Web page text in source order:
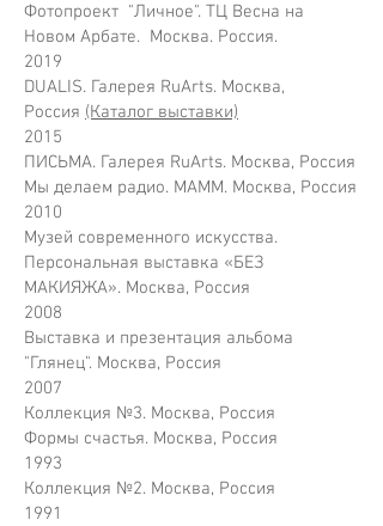
Фотопроект "Личное". ТЦ Весна на
Новом Арбате. Москва. Россия.
2019
DUALIS. Галерея RuArts. Москва,
Россия (Каталог выставки)
2015
ПИСЬМА. Галерея RuArts. Москва, Россия
Мы делаем радио. МАММ. Москва, Россия
2010
Музей современного искусства.
Персональная выставка «БЕЗ
МАКИЯЖА». Москва, Россия
2008
Выставка и презентация альбома
"Глянец". Москва, Россия
2007
Коллекция №3. Москва, Россия
Формы счастья. Москва, Россия
1993
Коллекция №2. Москва, Россия
1991